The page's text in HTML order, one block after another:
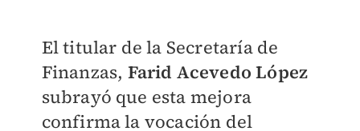
El titular de la Secretaría de
Finanzas, Farid Acevedo López
subrayó que esta mejora
confirma la vocación del